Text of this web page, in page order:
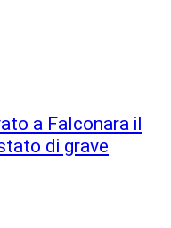
a Falconara il
di grave